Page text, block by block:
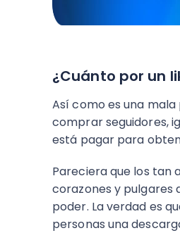
¿Cuánto por un
Así como es una
comprar seguidores,
está pagar para
Pareciera que los tan
corazones y pulgares
poder. La verdad es
personas una